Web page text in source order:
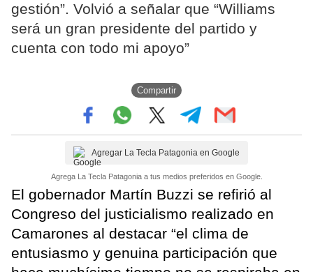
gestión”. Volvió a señalar que “Williams
será un gran presidente del partido y
cuenta con todo mi apoyo”
Compartir
Agregar La Tecla Patagonia en Google
Agrega La Tecla Patagonia a tus medios preferidos en Google.
El gobernador Martín Buzzi se refirió al
Congreso del justicialismo realizado en
Camarones al destacar “el clima de
entusiasmo y genuina participación que